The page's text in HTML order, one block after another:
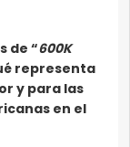
de “600K
representa
y para las
en el